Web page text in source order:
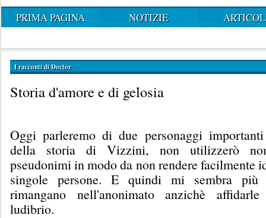
PRIMA PAGINA NOTIZIE
I racconti di Doctor
Storia d'amore e di gelosia
Oggi parleremo di due personaggi
della storia di Vizzini, non utilizzerò
pseudonimi in modo da non rendere facilmente
singole persone. E quindi mi sembra più
rimangano nell'anonimato anzichè
ludibrio.